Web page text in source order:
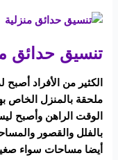
تنسيق حدائق
الكثير من الأفراد
ملحقة بالمنزل الخاص
الوقت الراهن وأصبح
بالفلل والقصور
أيضا مساحات سواء
تنسيق
منزلية
المدينة
المنورة